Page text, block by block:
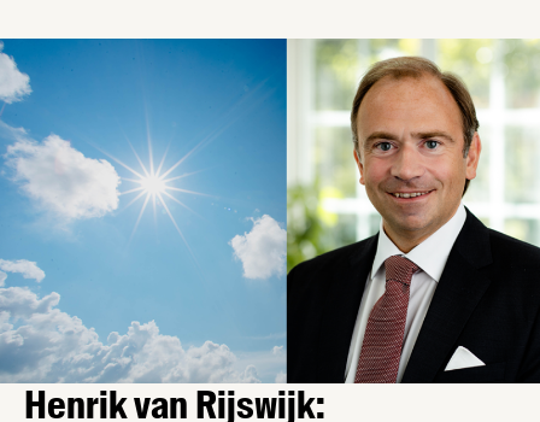
Henrik van Rijswijk: